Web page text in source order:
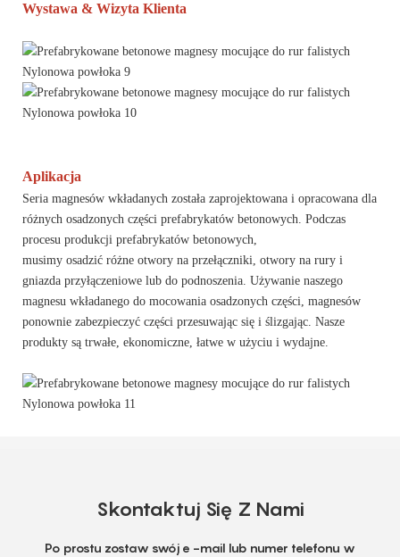
Wystawa & Wizyta Klienta
Aplikacja
Seria magnesów wkładanych została zaprojektowana i opracowana dla
różnych osadzonych części prefabrykatów betonowych. Podczas
procesu produkcji prefabrykatów betonowych,
musimy osadzić różne otwory na przełączniki, otwory na rury i
gniazda przyłączeniowe lub do podnoszenia. Używanie naszego
magnesu wkładanego do mocowania osadzonych części, magnesów
ponownie zabezpieczyć części przesuwając się i ślizgając. Nasze
produkty są trwałe, ekonomiczne, łatwe w użyciu i wydajne.
Skontaktuj Się Z Nami
Po prostu zostaw swój e -mail lub numer telefonu w